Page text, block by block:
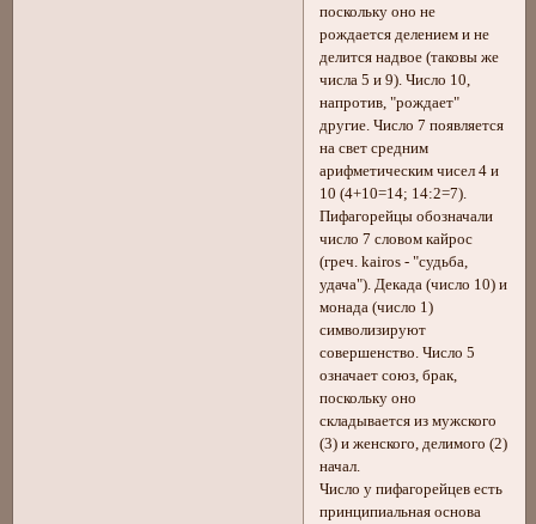
поскольку оно не
рождается делением и не
делится надвое (таковы же
числа 5 и 9). Число 10,
напротив, "рождает"
другие. Число 7 появляется
на свет средним
арифметическим чисел 4 и
10 (4+10=14; 14:2=7).
Пифагорейцы обозначали
число 7 словом кайрос
(греч. kairos - "судьба,
удача"). Декада (число 10) и
монада (число 1)
символизируют
совершенство. Число 5
означает союз, брак,
поскольку оно
складывается из мужского
(3) и женского, делимого (2)
начал.
Число у пифагорейцев есть
принципиальная основа